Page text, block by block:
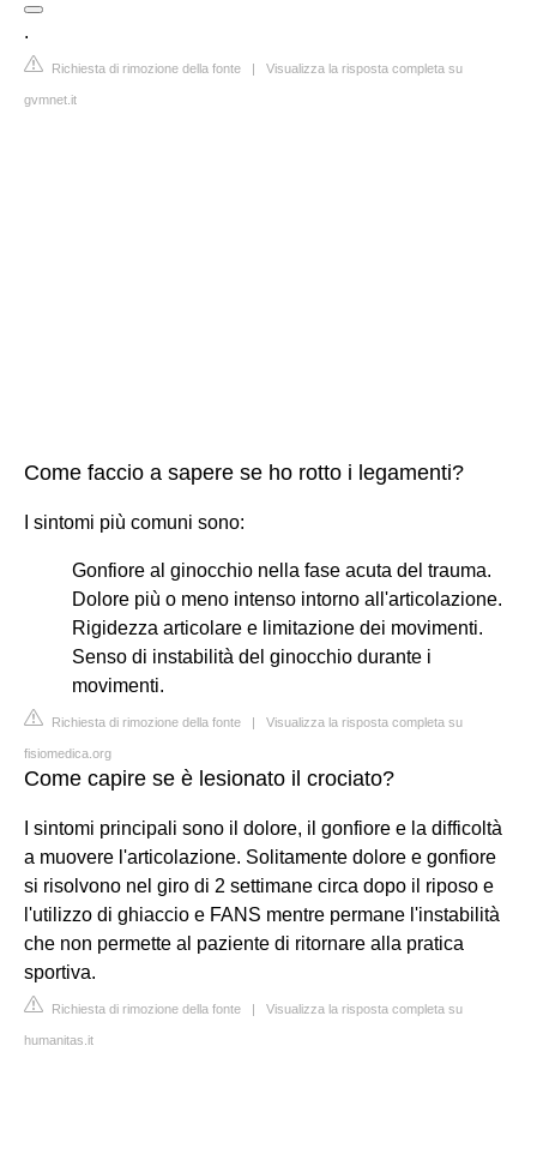
.
Richiesta di rimozione della fonte | Visualizza la risposta completa su
gvmnet.it
Come faccio a sapere se ho rotto i legamenti?
I sintomi più comuni sono:
Gonfiore al ginocchio nella fase acuta del trauma.
Dolore più o meno intenso intorno all'articolazione.
Rigidezza articolare e limitazione dei movimenti.
Senso di instabilità del ginocchio durante i
movimenti.
Richiesta di rimozione della fonte | Visualizza la risposta completa su
fisiomedica.org
Come capire se è lesionato il crociato?
I sintomi principali sono il dolore, il gonfiore e la difficoltà
a muovere l'articolazione. Solitamente dolore e gonfiore
si risolvono nel giro di 2 settimane circa dopo il riposo e
l'utilizzo di ghiaccio e FANS mentre permane l'instabilità
che non permette al paziente di ritornare alla pratica
sportiva.
Richiesta di rimozione della fonte | Visualizza la risposta completa su
humanitas.it